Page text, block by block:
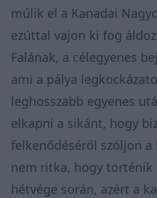
múlik el a Kanadai
ezúttal vajon ki fog
Falának, a célegyenes
ami a pálya
leghosszabb egyenes
elkapni a sikánt, hogy
felkenődéséről szóljon
nem ritka, hogy
hétvége során, azért a